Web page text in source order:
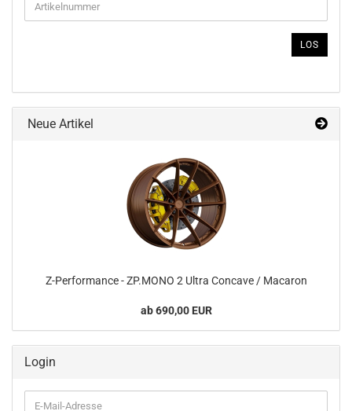
SIE
DIE
EIN.
LOS
Neue Artikel
Z-​Performance - ZP.MONO 2 Ultra Con­ca­ve / Ma­ca­ron
ab 690,00 EUR
Login
E-